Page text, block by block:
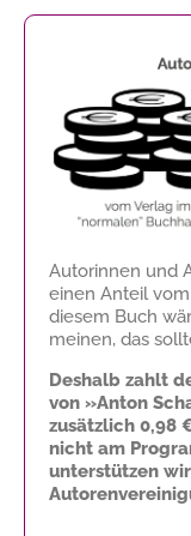
Autorinnen und
einen Anteil vom
diesem Buch
meinen, das
Deshalb zahlt
von »Anton
zusätzlich 0,98
nicht am
unterstützen